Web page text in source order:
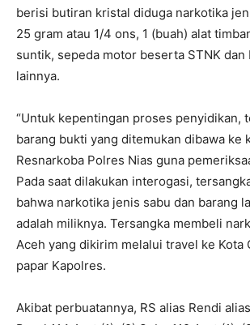
berisi butiran kristal diduga narkotika
25 gram atau 1/4 ons, 1 (buah) alat
suntik, sepeda motor beserta STNK dan
lainnya.
“Untuk kepentingan proses penyidikan,
barang bukti yang ditemukan dibawa ke
Resnarkoba Polres Nias guna
Pada saat dilakukan interogasi,
bahwa narkotika jenis sabu dan barang
adalah miliknya. Tersangka membeli
Aceh yang dikirim melalui travel ke Kota
papar Kapolres.
Akibat perbuatannya, RS alias Rendi